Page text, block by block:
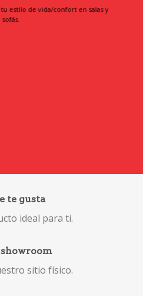
estilo de vida/confort en salas y
sofás.
te gusta
ideal para ti.
sitio físico.